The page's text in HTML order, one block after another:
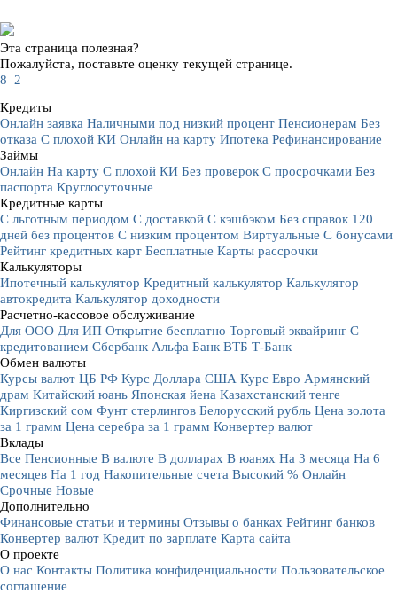
Эта страница полезная?
Пожалуйста, поставьте оценку текущей странице.
8 2
Кредиты
Онлайн заявка Наличными под низкий процент Пенсионерам Без
отказа С плохой КИ Онлайн на карту Ипотека Рефинансирование
Займы
Онлайн На карту С плохой КИ Без проверок С просрочками Без
паспорта Круглосуточные
Кредитные карты
С льготным периодом С доставкой С кэшбэком Без справок 120
дней без процентов С низким процентом Виртуальные С бонусами
Рейтинг кредитных карт Бесплатные Карты рассрочки
Калькуляторы
Ипотечный калькулятор Кредитный калькулятор Калькулятор
автокредита Калькулятор доходности
Расчетно-кассовое обслуживание
Для ООО Для ИП Открытие бесплатно Торговый эквайринг С
кредитованием Сбербанк Альфа Банк ВТБ Т-Банк
Обмен валюты
Курсы валют ЦБ РФ Курс Доллара США Курс Евро Армянский
драм Китайский юань Японская йена Казахстанский тенге
Киргизский сом Фунт стерлингов Белорусский рубль Цена золота
за 1 грамм Цена серебра за 1 грамм Конвертер валют
Вклады
Все Пенсионные В валюте В долларах В юанях На 3 месяца На 6
месяцев На 1 год Накопительные счета Высокий % Онлайн
Срочные Новые
Дополнительно
Финансовые статьи и термины Отзывы о банках Рейтинг банков
Конвертер валют Кредит по зарплате Карта сайта
О проекте
О нас Контакты Политика конфиденциальности Пользовательское
соглашение